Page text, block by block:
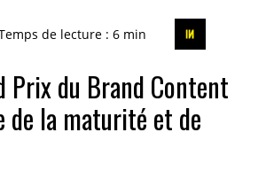
de lecture : 6 min
Prix du Brand Content
de la maturité et de